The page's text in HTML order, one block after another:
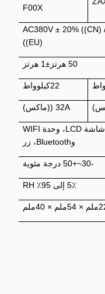
F00X
AC380V ± 20% ((CN)
((EU)
50 هرتز±1 هرتز
22كيلوواط
32A ((ماكس)
الإضاءة، شاشة LCD، وحدة WIFI
وBluetooth، زر
-30~+50 درجة مئوية
5٪ إلى 95٪ RH
× 40ملم